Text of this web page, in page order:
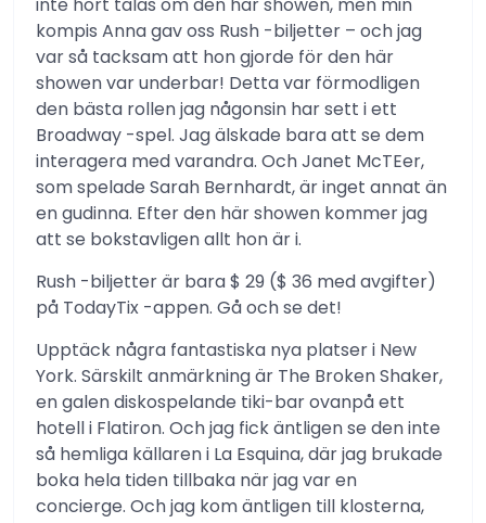
kompis Anna gav oss Rush -biljetter – och jag
var så tacksam att hon gjorde för den här
showen var underbar! Detta var förmodligen
den bästa rollen jag någonsin har sett i ett
Broadway -spel. Jag älskade bara att se dem
interagera med varandra. Och Janet McTEer,
som spelade Sarah Bernhardt, är inget annat än
en gudinna. Efter den här showen kommer jag
att se bokstavligen allt hon är i.
Rush -biljetter är bara $ 29 ($ 36 med avgifter)
på TodayTix -appen. Gå och se det!
Upptäck några fantastiska nya platser i New
York. Särskilt anmärkning är The Broken Shaker,
en galen diskospelande tiki-bar ovanpå ett
hotell i Flatiron. Och jag fick äntligen se den inte
så hemliga källaren i La Esquina, där jag brukade
boka hela tiden tillbaka när jag var en
concierge. Och jag kom äntligen till klosterna,